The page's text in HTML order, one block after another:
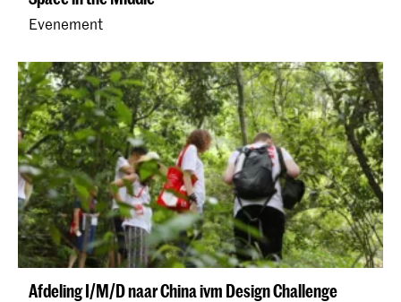
Evenement
Afdeling I/M/D naar China ivm Design Challenge